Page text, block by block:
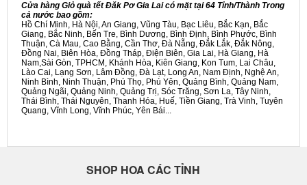
Cửa hàng Giỏ quà tết Đăk Pơ Gia Lai có mặt tại 64 Tỉnh/Thành Trong
cả nước bao gồm:
Hồ Chí Minh, Hà Nội, An Giang, Vũng Tàu, Bạc Liêu, Bắc Kạn, Bắc
Giang, Bắc Ninh, Bến Tre, Bình Dương, Bình Định, Bình Phước, Bình
Thuận, Cà Mau, Cao Bằng, Cần Thơ, Đà Nẵng, Đắk Lắk, Đắk Nông,
Đồng Nai, Biên Hòa, Đồng Tháp, Điện Biên, Gia Lai, Hà Giang, Hà
Nam,Sài Gòn, TPHCM, Khánh Hòa, Kiên Giang, Kon Tum, Lai Châu,
Lào Cai, Lạng Sơn, Lâm Đồng, Đà Lạt, Long An, Nam Định, Nghệ An,
Ninh Bình, Ninh Thuận, Phú Thọ, Phú Yên, Quảng Bình, Quảng Nam,
Quảng Ngãi, Quảng Ninh, Quảng Trị, Sóc Trăng, Sơn La, Tây Ninh,
Thái Bình, Thái Nguyên, Thanh Hóa, Huế, Tiền Giang, Trà Vinh, Tuyên
Quang, Vĩnh Long, Vĩnh Phúc, Yên Bái...
SHOP HOA CÁC TỈNH